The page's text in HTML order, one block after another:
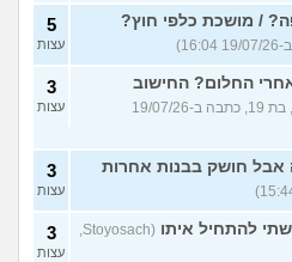
/ מושכת כלפי חוץ? 5
עצות
החלום? החישוב
(ירין, בת 19, כתבה ב-19/07/26
3
עצות
אבל חושק בבנות אחרות 3
עצות
להתחיל איתו
(Stoyosach,
3
עצות